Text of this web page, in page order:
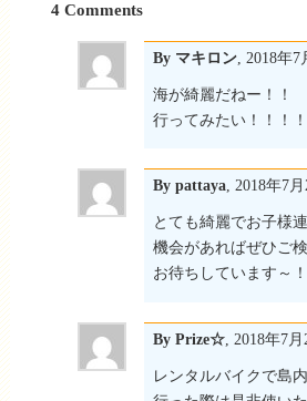
4 Comments
By マキロン, 2018年7
海が綺麗だねー！！
行ってみたい！！！！
By pattaya, 2018年7
とても綺麗でお子様
機会があればぜひご検
お待ちしています～！
By Prize☆ , 2018年7
レンタルバイクで島